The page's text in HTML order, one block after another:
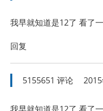
我早就知道是12了 看了
回复
5155651 评论